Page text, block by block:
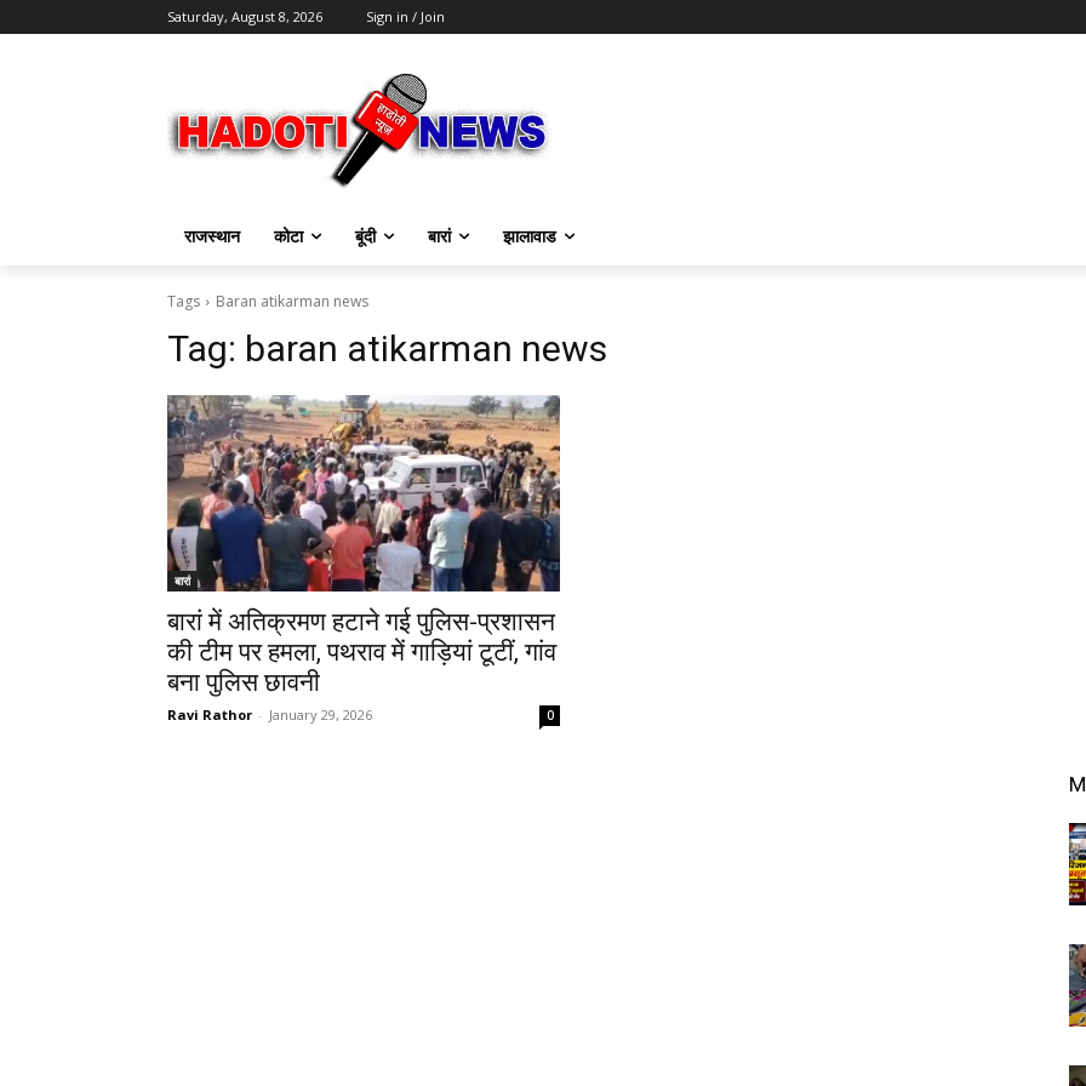
Saturday, August 8, 2026 Sign in / Join
राजस्थान कोटा बूंदी बारां झालावाड
Tags Baran atikarman news
Tag: baran atikarman news
बारां
बारां में अतिक्रमण हटाने गई पुलिस-प्रशासन
की टीम पर हमला, पथराव में गाड़ियां टूटीं, गांव
बना पुलिस छावनी
Ravi Rathor - January 29, 2026 0